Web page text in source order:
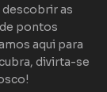
descobrir as
pontos
aqui para
divirta-se